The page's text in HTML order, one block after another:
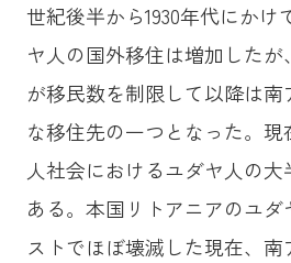
世紀後半から1930年代にか
ヤ人の国外移住は増加したが
が移民数を制限して以降は
な移住先の一つとなった。
人社会におけるユダヤ人の
ある。本国リトアニアのユ
ストでほぼ壊滅した現在、